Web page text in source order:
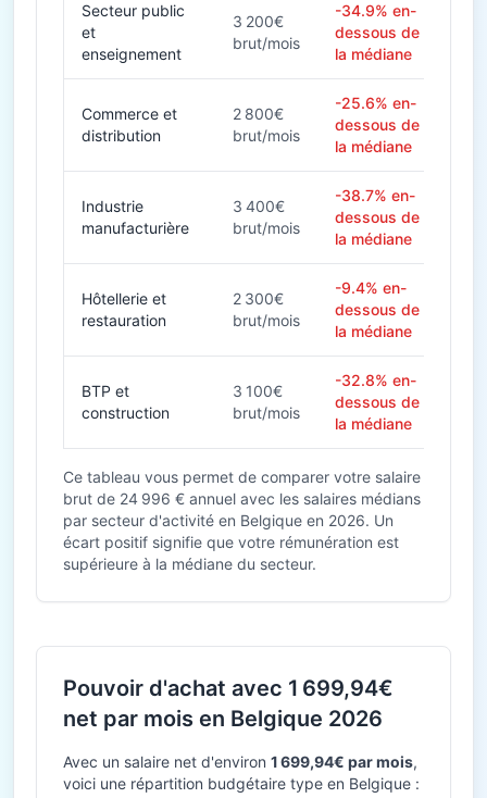
Secteur public
et
enseignement
3 200€
brut/mois
-34.9% en-
dessous de
la médiane
Commerce et
distribution
2 800€
brut/mois
-25.6% en-
dessous de
la médiane
Industrie
manufacturière
3 400€
brut/mois
-38.7% en-
dessous de
la médiane
Hôtellerie et
restauration
2 300€
brut/mois
-9.4% en-
dessous de
la médiane
BTP et
construction
3 100€
brut/mois
-32.8% en-
dessous de
la médiane
Ce tableau vous permet de comparer votre salaire
brut de 24 996 € annuel avec les salaires médians
par secteur d'activité en Belgique en 2026. Un
écart positif signifie que votre rémunération est
supérieure à la médiane du secteur.
Pouvoir d'achat avec 1 699,94€
net par mois en Belgique 2026
Avec un salaire net d'environ 1 699,94€ par mois,
voici une répartition budgétaire type en Belgique :